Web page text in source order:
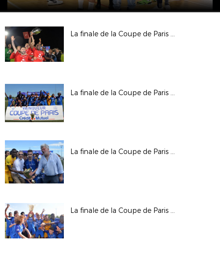
La finale de la Coupe de Paris Crédit Mutuel IDF Seniors
La finale de la Coupe de Paris Crédit Mutuel IDF U19
La finale de la Coupe de Paris Crédit Mutuel IDF U17
La finale de la Coupe de Paris Crédit Mutuel IDF U16